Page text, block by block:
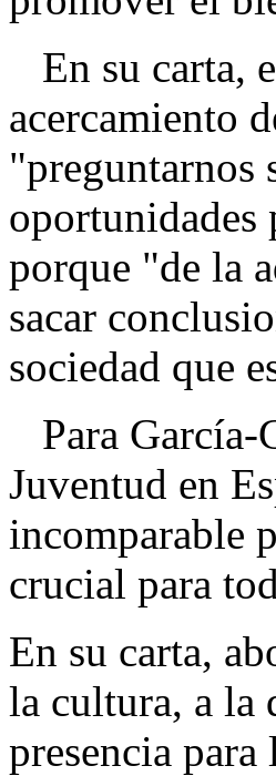
En su carta,
acercamiento
"preguntarnos
oportunidades
porque "de la
sacar
sociedad que
Para García-
Juventud en
incomparable
crucial para
En su carta,
la cultura, a la
presencia